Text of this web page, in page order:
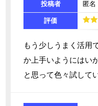
投稿者 匿名
評価
もう少しうまく活用
か上手いようにはい
と思って色々試して